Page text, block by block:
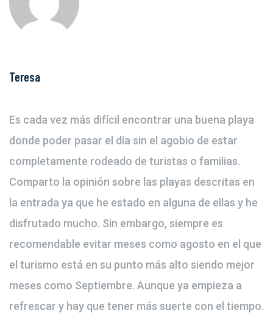
Teresa
Es cada vez más difícil encontrar una buena playa
donde poder pasar el día sin el agobio de estar
completamente rodeado de turistas o familias.
Comparto la opinión sobre las playas descritas en
la entrada ya que he estado en alguna de ellas y he
disfrutado mucho. Sin embargo, siempre es
recomendable evitar meses como agosto en el que
el turismo está en su punto más alto siendo mejor
meses como Septiembre. Aunque ya empieza a
refrescar y hay que tener más suerte con el tiempo.